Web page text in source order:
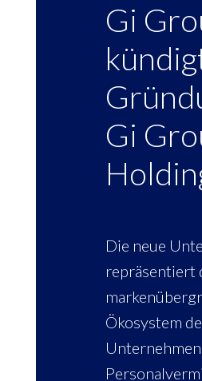
Gi
Gi
Die neue
repräsentiert
Ökosystem